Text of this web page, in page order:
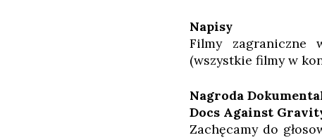
Napisy
Filmy zagraniczne
(wszystkie filmy w
Nagroda
Docs Against
Zachęcamy do